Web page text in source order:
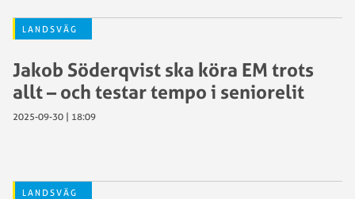
LANDSVÄG
Jakob Söderqvist ska köra EM trots
allt – och testar tempo i seniorelit
2025-09-30 | 18:09
LANDSVÄG